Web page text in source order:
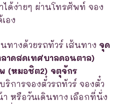
ด้ง่ายๆ ผ่านโทรศัพท์ จอง
อง
ทางด้วยรถทัวร์ เส้นทาง จุด
าดสดเทศบาลดอนตาล)
(หมอชิต2) จตุจักร
ริการจองตั๋วรถทัวร์ จองตั๋ว
หรือวันเดินทาง เลือกที่นั่ง